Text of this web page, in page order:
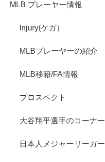
MLB プレーヤー情報
Injury(ケガ）
MLBプレーヤーの紹介
MLB移籍/FA情報
プロスペクト
大谷翔平選手のコーナー
日本人メジャーリーガー